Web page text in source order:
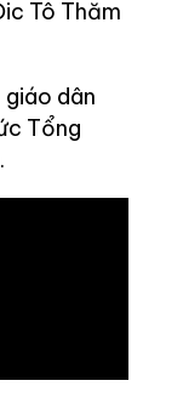
Tô Thăm
giáo dân
Tổng